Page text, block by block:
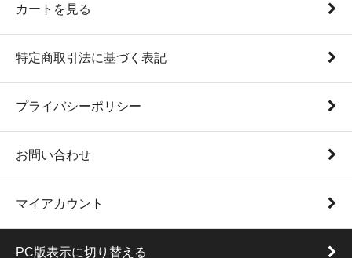
カートを見る
特定商取引法に基づく表記
プライバシーポリシー
お問い合わせ
マイアカウント
PC版表示に切り替える